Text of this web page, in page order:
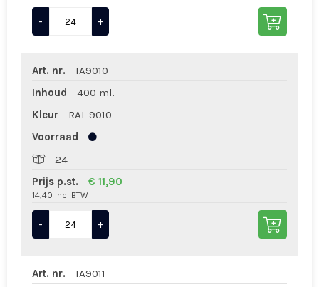
- +
Art. nr.
IA9010
Inhoud
400 ml.
Kleur
RAL 9010
Voorraad
24
Prijs p.st.
€ 11,90
14,40 Incl BTW
- +
Art. nr.
IA9011